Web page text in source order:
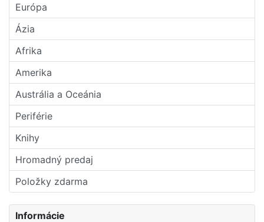
Európa
Ázia
Afrika
Amerika
Austrália a Oceánia
Periférie
Knihy
Hromadný predaj
Položky zdarma
Informácie